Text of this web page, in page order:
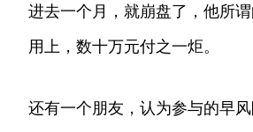
进去一个月，就崩盘了，他所
用上，数十万元付之一炬。
还有一个朋友，认为参与的早